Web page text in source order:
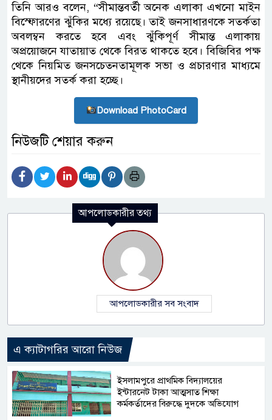
তিনি আরও বলেন, “সীমান্তবর্তী অনেক এলাকা এখনো মাইন
বিস্ফোরণের ঝুঁকির মধ্যে রয়েছে। তাই জনসাধারণকে সতর্কতা
অবলম্বন করতে হবে এবং ঝুঁকিপূর্ণ সীমান্ত এলাকায়
অপ্রয়োজনে যাতায়াত থেকে বিরত থাকতে হবে। বিজিবির পক্ষ
থেকে নিয়মিত জনসচেতনতামূলক সভা ও প্রচারণার মাধ্যমে
স্থানীয়দের সতর্ক করা হচ্ছে।
Download PhotoCard
নিউজটি শেয়ার করুন
আপলোডকারীর তথ্য
আপলোডকারীর সব সংবাদ
এ ক্যাটাগরির আরো নিউজ
​ইসলামপুরে প্রাথমিক বিদ্যালয়ের
ইন্টারনেট টাকা আত্মসাত শিক্ষা
কর্মকর্তাদের বিরুদ্ধে দুদকে অভিযোগ